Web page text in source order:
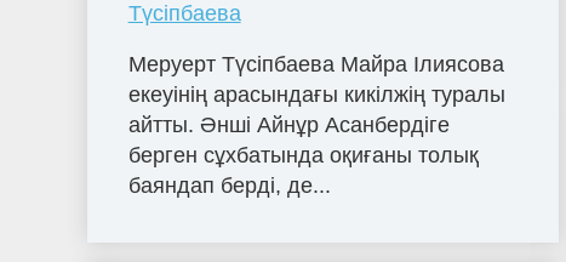
Түсіпбаева
Меруерт Түсіпбаева Майра Ілиясова
екеуінің арасындағы кикілжің туралы
айтты. Әнші Айнұр Асанбердіге
берген сұхбатында оқиғаны толық
баяндап берді, де...